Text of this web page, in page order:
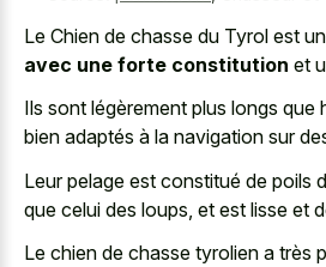
Le Chien de chasse du Tyrol est
avec une forte constitution et
Ils sont légèrement plus longs que
bien adaptés à la navigation sur
Leur pelage est constitué de poils
que celui des loups, et est lisse et
Le chien de chasse tyrolien a très